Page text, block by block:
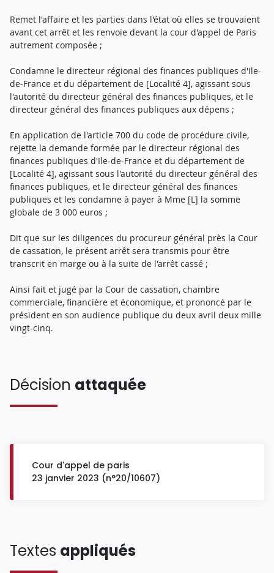
Remet l'affaire et les parties dans l'état où elles se trouvaient
avant cet arrêt et les renvoie devant la cour d'appel de Paris
autrement composée ;
Condamne le directeur régional des finances publiques d'Ile-
de-France et du département de [Localité 4], agissant sous
l'autorité du directeur général des finances publiques, et le
directeur général des finances publiques aux dépens ;
En application de l'article 700 du code de procédure civile,
rejette la demande formée par le directeur régional des
finances publiques d'Ile-de-France et du département de
[Localité 4], agissant sous l'autorité du directeur général des
finances publiques, et le directeur général des finances
publiques et les condamne à payer à Mme [L] la somme
globale de 3 000 euros ;
Dit que sur les diligences du procureur général près la Cour
de cassation, le présent arrêt sera transmis pour être
transcrit en marge ou à la suite de l'arrêt cassé ;
Ainsi fait et jugé par la Cour de cassation, chambre
commerciale, financière et économique, et prononcé par le
président en son audience publique du deux avril deux mille
vingt-cinq.
Décision attaquée
Cour d'appel de paris
23 janvier 2023 (n°20/10607)
Textes appliqués